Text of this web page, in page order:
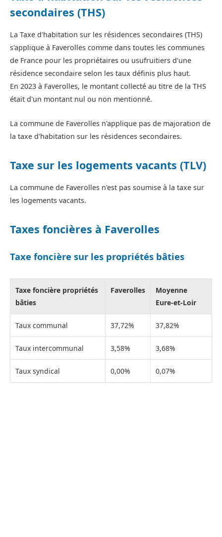
secondaires (THS)
La Taxe d'habitation sur les résidences secondaires (THS)
s'applique à Faverolles comme dans toutes les communes
de France pour les propriétaires ou usufruitiers d'une
résidence secondaire selon les taux définis plus haut.
En 2023 à Faverolles, le montant collecté au titre de la THS
était d'un montant nul ou non mentionné.
La commune de Faverolles n'applique pas de majoration de
la taxe d'habitation sur les résidences secondaires.
Taxe sur les logements vacants (TLV)
La commune de Faverolles n'est pas soumise à la taxe sur
les logements vacants.
Taxes foncières à Faverolles
Taxe foncière sur les propriétés bâties
Taxe foncière propriétés
bâties
Faverolles
Moyenne
Eure-et-Loir
Taux communal 37,72% 37,82%
Taux intercommunal 3,58% 3,68%
Taux syndical 0,00% 0,07%